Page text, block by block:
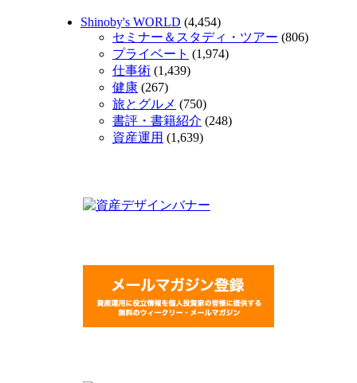
Shinoby's WORLD (4,454)
セミナー＆スタディ・ツアー (806)
プライベート (1,974)
仕事術 (1,439)
健康 (267)
旅とグルメ (750)
書評・書籍紹介 (248)
資産運用 (1,639)